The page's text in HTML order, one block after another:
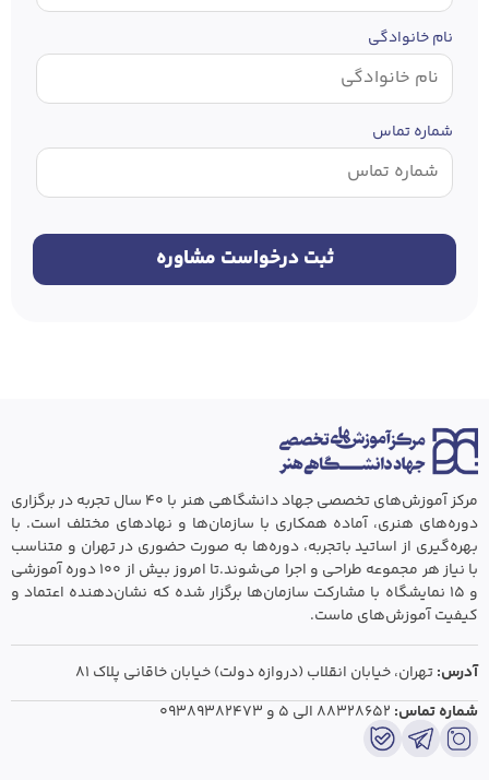
نام خانوادگی
شماره تماس
مرکز آموزش‌های تخصصی جهاد دانشگاهی هنر با ۴۰ سال تجربه در برگزاری
دوره‌های هنری، آماده همکاری با سازمان‌ها و نهادهای مختلف است. با
بهره‌گیری از اساتید باتجربه، دوره‌ها به صورت حضوری در تهران و متناسب
با نیاز هر مجموعه طراحی و اجرا می‌شوند.تا امروز بیش از ۱۰۰ دوره آموزشی
و ۱۵ نمایشگاه با مشارکت سازمان‌ها برگزار شده که نشان‌دهنده اعتماد و
کیفیت آموزش‌های ماست.
آدرس:تهران،‌ خیابان انقلاب (دروازه دولت) خیابان خاقانی پلاک ۸۱
شماره تماس: ۸۸۳۲۸۶۵۲ الی ۵ و ۰۹۳۸۹۳۸۲۴۷۳